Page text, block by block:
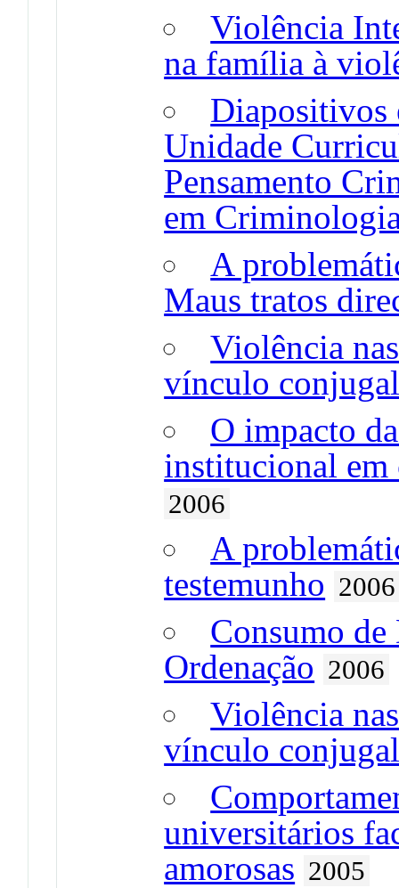
Violência
na família à
Diapositivos
Unidade
Pensamento
em
A
Maus tratos
Violência
vínculo
O impacto
institucional em
2006
A
testemunho 2006
Consumo
Ordenação 2006
Violência
vínculo
universitários
amorosas 2005